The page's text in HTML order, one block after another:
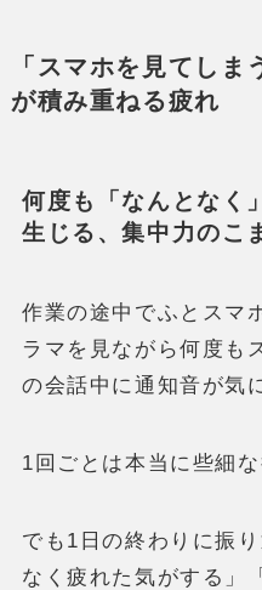
「スマホを見てし
が積み重ねる疲れ
何度も「なんとなく
生じる、集中力のこ
作業の途中でふとスマ
ラマを見ながら何度も
の会話中に通知音が気
1回ごとは本当に些細な
でも1日の終わりに振
なく疲れた気がする」